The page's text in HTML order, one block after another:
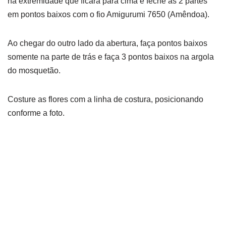
em pontos baixos com o fio Amigurumi 7650 (Amêndoa).
Ao chegar do outro lado da abertura, faça pontos baixos
somente na parte de trás e faça 3 pontos baixos na argola
do mosquetão.
Costure as flores com a linha de costura, posicionando
conforme a foto.